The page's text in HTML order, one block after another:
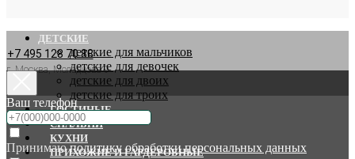
+7 495 128 70 88
г. Москва, Молодцова 9
ДЕТСКИЕ
детские для мальчиков
детские для девочек
детские для двоих
детские для троих
ГОСТИНЫЕ
СПАЛЬНИ
КУХНИ
ПРИХОЖИЕ И ГАРДЕРОБНЫЕ
Ваш телефон
Принимаюполитику обработки персональных данных